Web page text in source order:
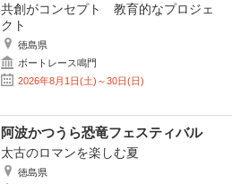
共創がコンセプト 教育的なプロジェ
クト
徳島県
ボートレース鳴門
2026年8月1日(土)～30日(日)
阿波かつうら恐竜フェスティバル
太古のロマンを楽しむ夏
徳島県